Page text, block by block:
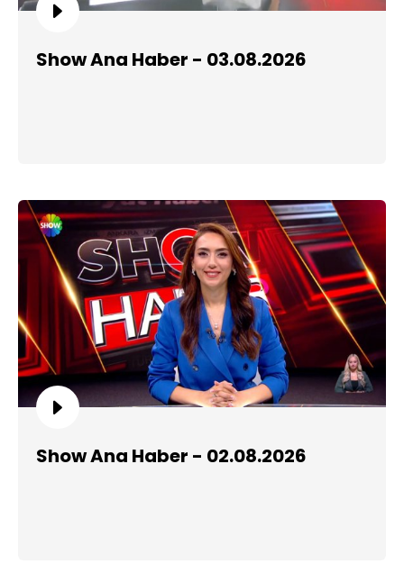
Show Ana Haber - 03.08.2026
Show Ana Haber - 02.08.2026